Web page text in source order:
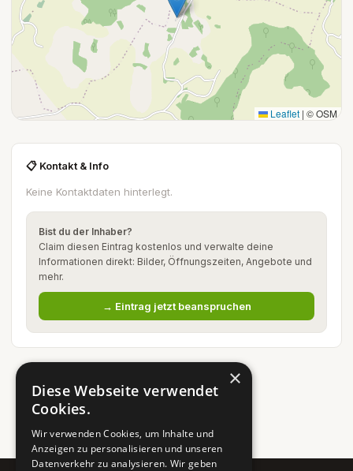
Leaflet | © OSM
📋 Kontakt & Info
Keine Kontaktdaten hinterlegt.
Bist du der Inhaber?
Claim diesen Eintrag kostenlos und verwalte deine
Informationen direkt: Bilder, Öffnungszeiten, Angebote und
mehr.
→ Eintrag jetzt beanspruchen
×
Diese Webseite verwendet
Cookies.
Wir verwenden Cookies, um Inhalte und
Anzeigen zu personalisieren und unseren
Datenverkehr zu analysieren. Wir geben